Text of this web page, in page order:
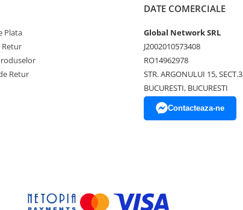
Plata
Retur
Retur
DATE COMERCIALE
Global Network SRL
J2002010573408
RO14962978
STR. ARGONULUI 15, SECT.3
BUCURESTI, BUCURESTI
Contacteaza-ne